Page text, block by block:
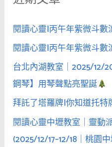
閱讀心靈|丙午年紫微斗數
閱讀心靈|丙午年紫微斗數
台北內湖教室｜2025/12/
鋼琴】用琴聲點亮聖誕
拜託了塔羅牌|你知道托特
閱讀心靈中壢教室｜靈動
(2025/12/17–12/18｜桃園